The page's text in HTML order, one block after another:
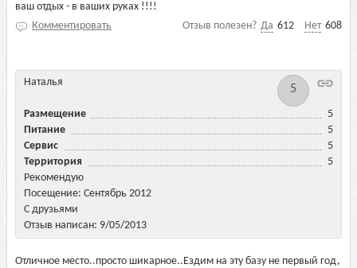
ваш отдых - в ваших руках !!!!
Отзыв полезен? Да 612 Нет 608
Комментировать
Наталья
5
Размещение
5
Питание
5
Сервис
5
Территория
5
Рекомендую
Посещение: Сентябрь 2012
С друзьями
Отзыв написан: 9/05/2013
Отличное место..просто шикарное..Ездим на эту базу не первый год,